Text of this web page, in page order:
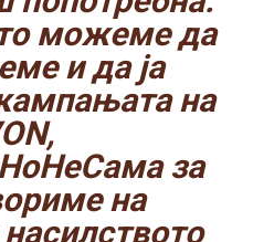
можеме да
и да ја
на
за
на